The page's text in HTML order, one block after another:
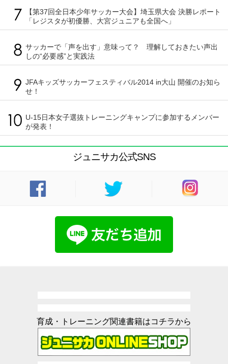
【第37回全日本少年サッカー大会】埼玉県大会 決勝レポート
「レジスタが初優勝、大宮ジュニアも全国へ」
サッカーで「声を出す」意味って？ 理解しておきたい声出
しの“必要感”と実践法
JFAキッズサッカーフェスティバル2014 in大山 開催のお知ら
せ！
U-15日本女子選抜トレーニングキャンプに参加するメンバー
が発表！
ジュニサカ公式SNS
育成・トレーニング関連書籍はコチラから